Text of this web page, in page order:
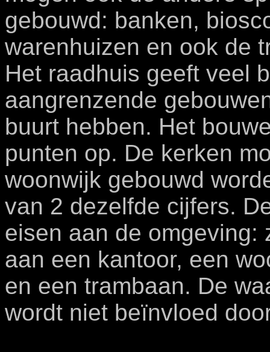
gebouwd: banken,
warenhuizen en ook de
Het raadhuis geeft veel
aangrenzende
buurt hebben. Het
punten op. De kerken
woonwijk gebouwd
van 2 dezelfde cijfers.
eisen aan de omgeving:
aan een kantoor, een
en een trambaan. De
wordt niet beïnvloed